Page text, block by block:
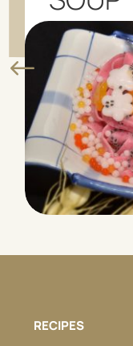
RECIPES